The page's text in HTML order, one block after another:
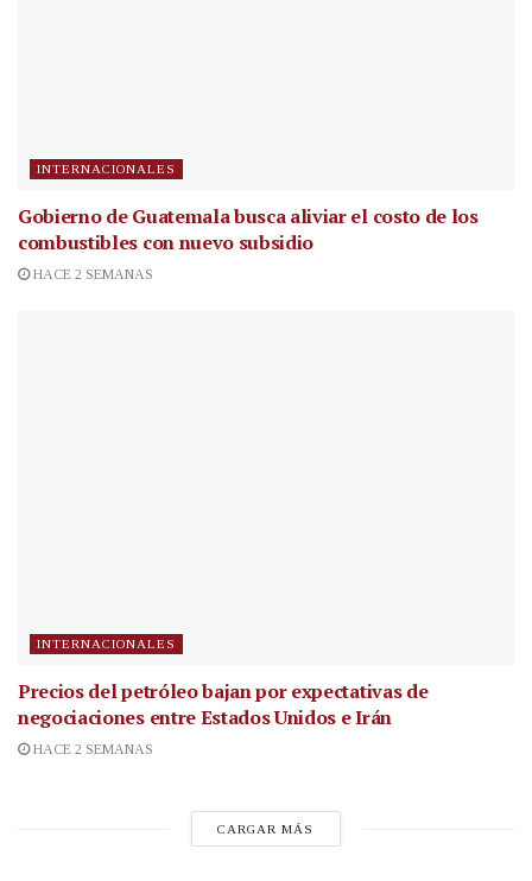
INTERNACIONALES
Gobierno de Guatemala busca aliviar el costo de los
combustibles con nuevo subsidio
HACE 2 SEMANAS
INTERNACIONALES
Precios del petróleo bajan por expectativas de
negociaciones entre Estados Unidos e Irán
HACE 2 SEMANAS
CARGAR MÁS